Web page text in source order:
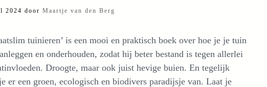
2024 door Maartje van den Berg
tuinieren’ is een mooi en praktisch boek over hoe je je tuin
en onderhouden, zodat hij beter bestand is tegen allerlei
Droogte, maar ook juist hevige buien. En tegelijk
er een groen, ecologisch en biodivers paradijsje van. Laat je